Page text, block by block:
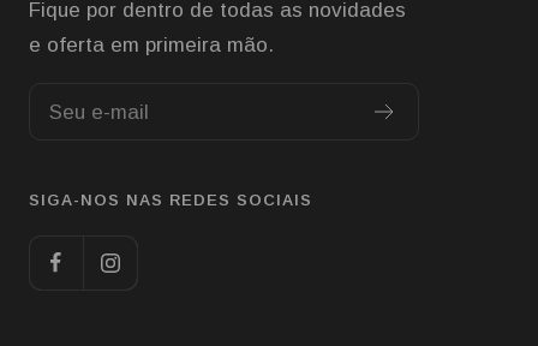
Fique por dentro de todas as novidades
e oferta em primeira mão.
Seu e-mail
SIGA-NOS NAS REDES SOCIAIS